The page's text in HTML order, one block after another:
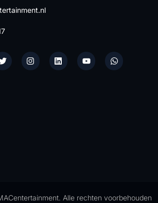
Alle rechten voorbehouden